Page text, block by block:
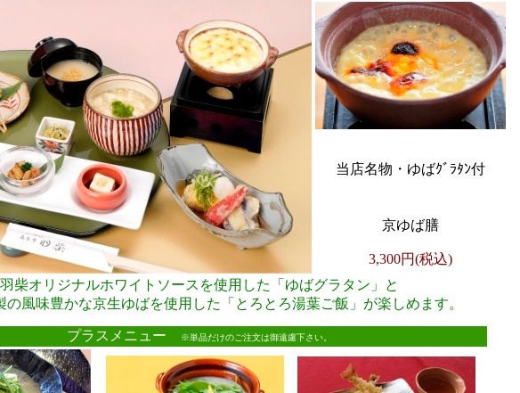
当店名物・ゆばｸﾞﾗﾀﾝ付
京ゆば膳
3,300円(税込)
羽柴オリジナルホワイトソースを使用した「ゆばグラタン」と
の風味豊かな京生ゆばを使用した「とろとろ湯葉ご飯」が楽しめます。
プラスメニュー ※単品だけのご注文は御遠慮下さい。